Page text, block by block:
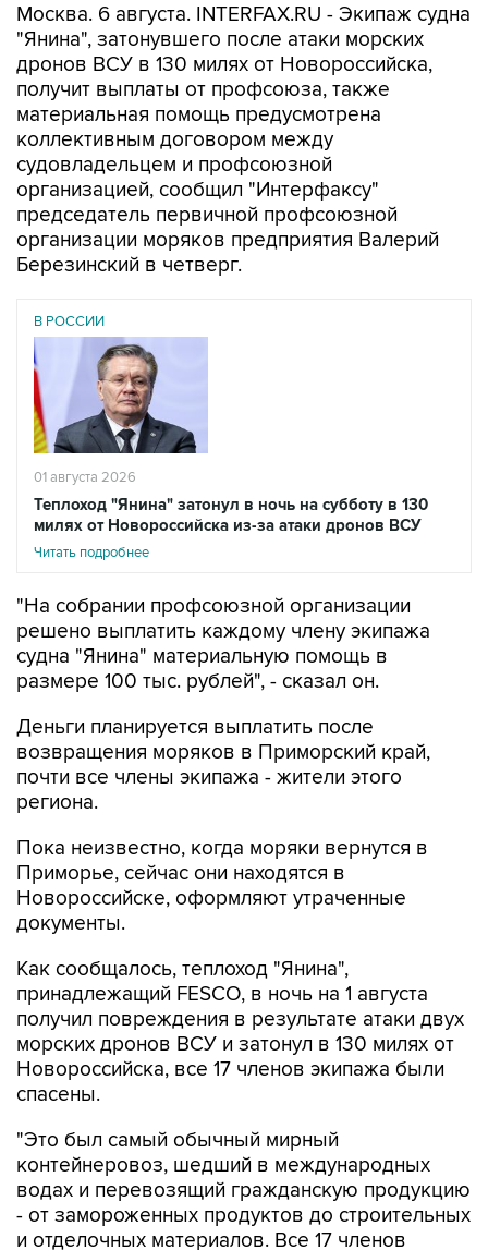
Москва. 6 августа. INTERFAX.RU - Экипаж судна
"Янина", затонувшего после атаки морских
дронов ВСУ в 130 милях от Новороссийска,
получит выплаты от профсоюза, также
материальная помощь предусмотрена
коллективным договором между
судовладельцем и профсоюзной
организацией, сообщил "Интерфаксу"
председатель первичной профсоюзной
организации моряков предприятия Валерий
Березинский в четверг.
В РОССИИ
01 августа 2026
Теплоход "Янина" затонул в ночь на субботу в 130
милях от Новороссийска из-за атаки дронов ВСУ
Читать подробнее
"На собрании профсоюзной организации
решено выплатить каждому члену экипажа
судна "Янина" материальную помощь в
размере 100 тыс. рублей", - сказал он.
Деньги планируется выплатить после
возвращения моряков в Приморский край,
почти все члены экипажа - жители этого
региона.
Пока неизвестно, когда моряки вернутся в
Приморье, сейчас они находятся в
Новороссийске, оформляют утраченные
документы.
Как сообщалось, теплоход "Янина",
принадлежащий FESCO, в ночь на 1 августа
получил повреждения в результате атаки двух
морских дронов ВСУ и затонул в 130 милях от
Новороссийска, все 17 членов экипажа были
спасены.
"Это был самый обычный мирный
контейнеровоз, шедший в международных
водах и перевозящий гражданскую продукцию
- от замороженных продуктов до строительных
и отделочных материалов. Все 17 членов